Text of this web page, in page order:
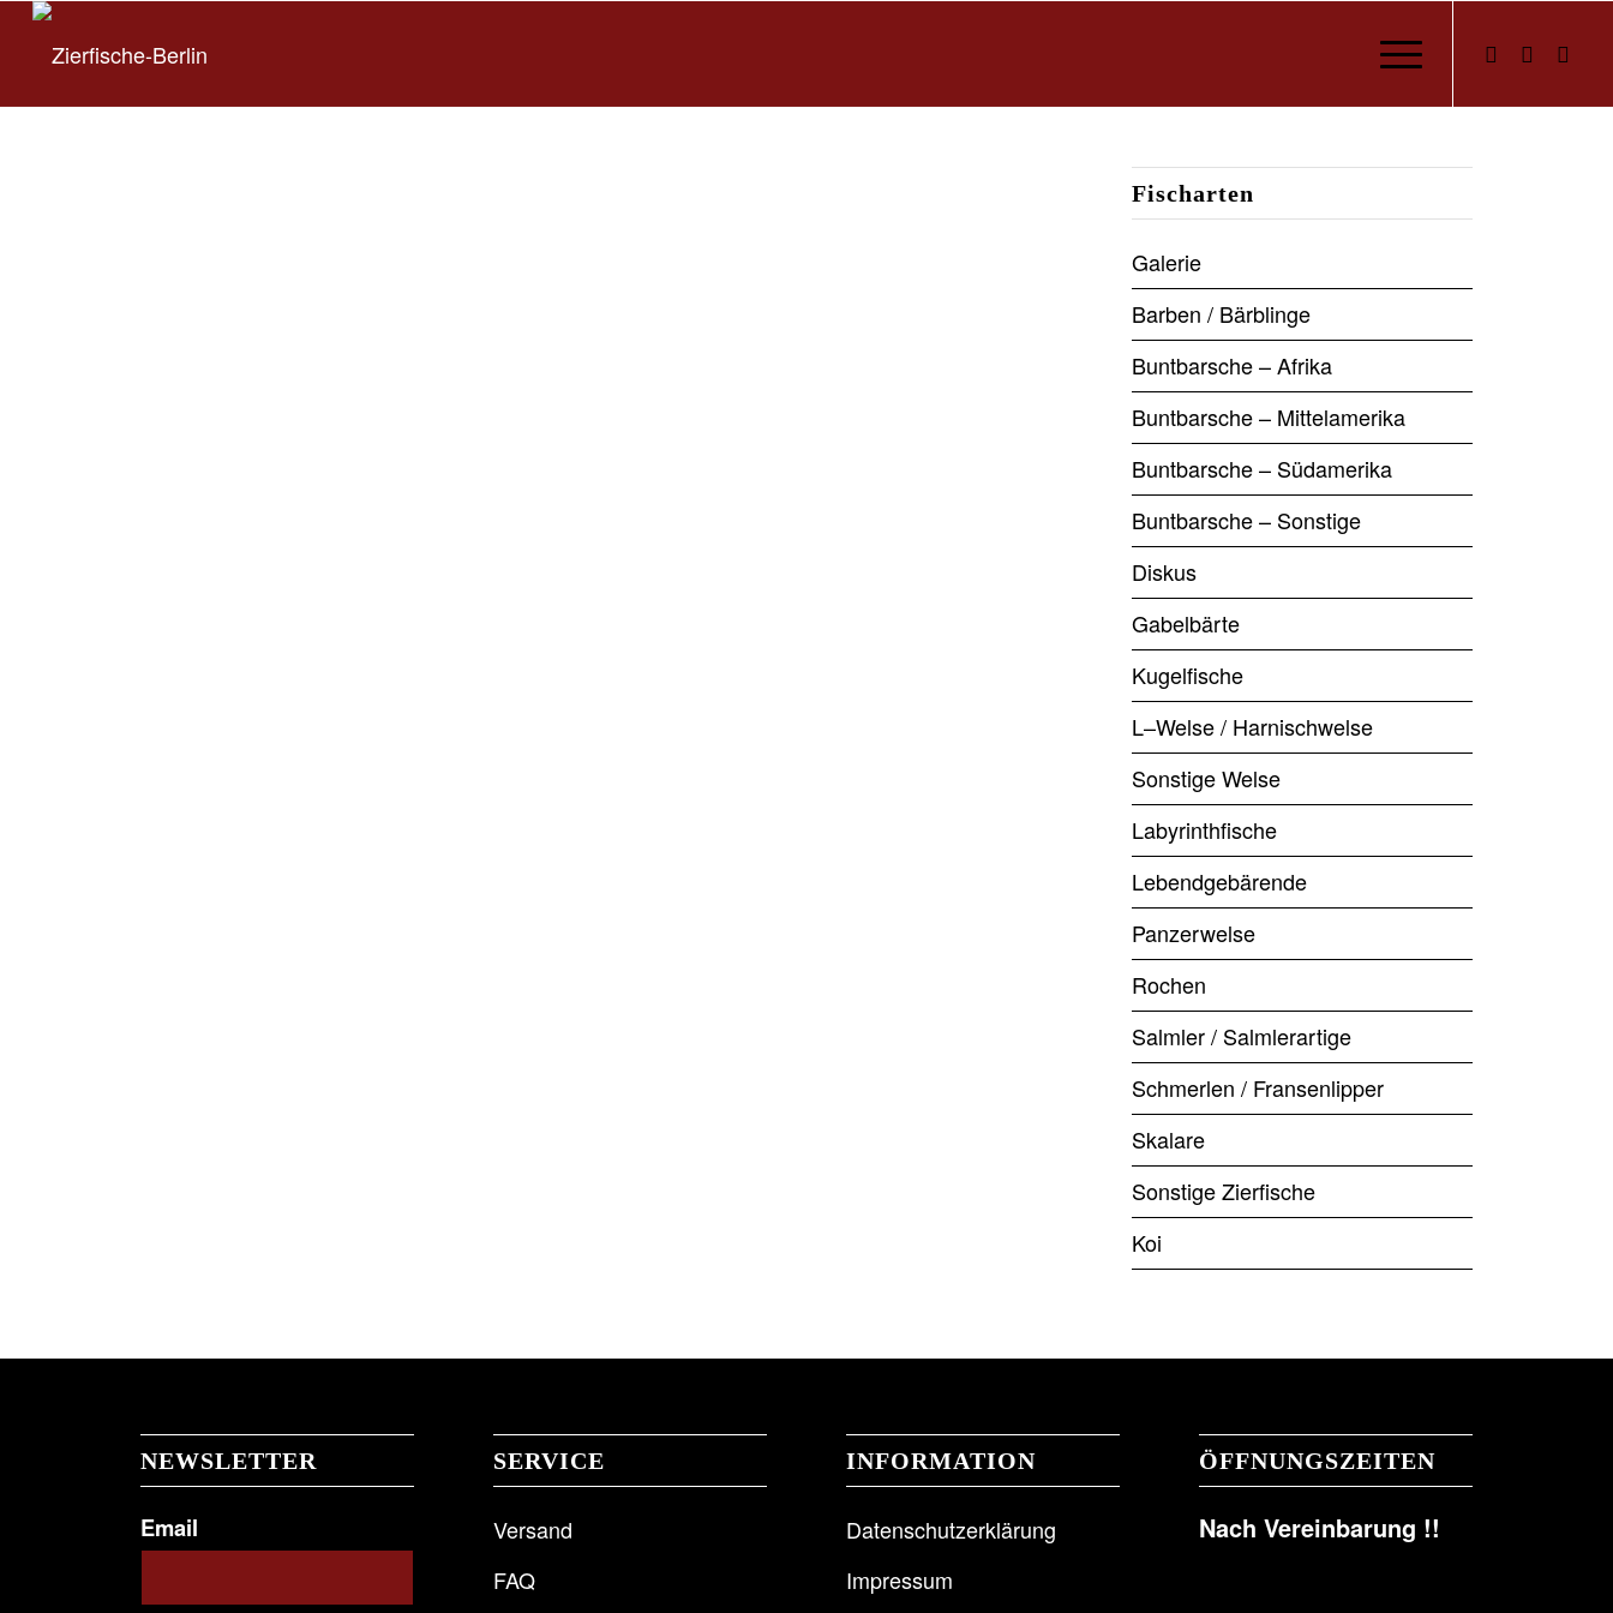
Fischarten
Galerie
Barben / Bärblinge
Buntbarsche – Afrika
Buntbarsche – Mittelamerika
Buntbarsche – Südamerika
Buntbarsche – Sonstige
Diskus
Gabelbärte
Kugelfische
L–Welse / Harnischwelse
Sonstige Welse
Labyrinthfische
Lebendgebärende
Panzerwelse
Rochen
Salmler / Salmlerartige
Schmerlen / Fransenlipper
Skalare
Sonstige Zierfische
Koi
NEWSLETTER
Email
SERVICE
Versand
FAQ
INFORMATION
Datenschutzerklärung
Impressum
ÖFFNUNGSZEITEN
Nach Vereinbarung !!